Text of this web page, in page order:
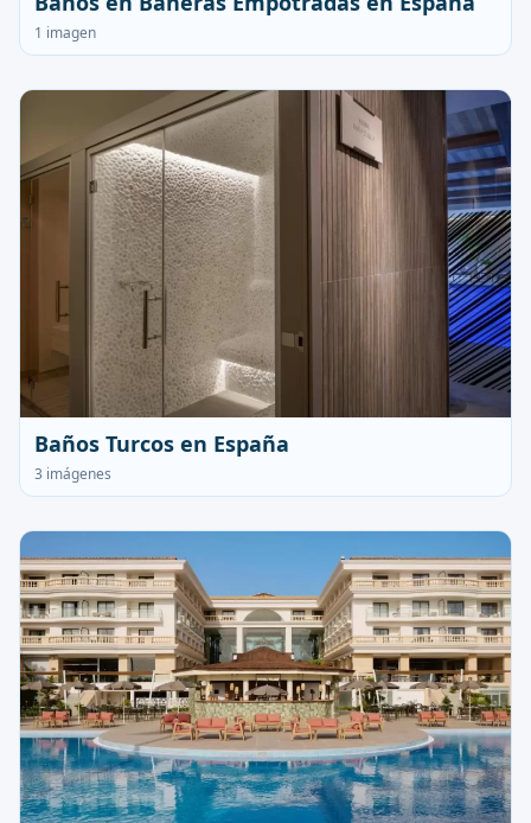
1 imagen
Baños Turcos en España
3 imágenes